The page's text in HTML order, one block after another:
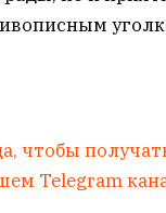
чтобы
Telegram